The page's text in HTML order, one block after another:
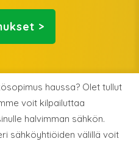
>
haussa? Olet tullut
voit kilpailuttaa
halvimman sähkön.
sähköyhtiöiden välillä voit